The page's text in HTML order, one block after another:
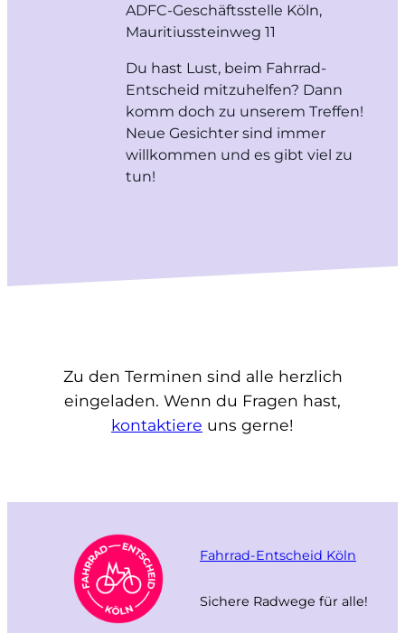
ADFC-Geschäftsstelle Köln,
Mauritiussteinweg 11
Du hast Lust, beim Fahrrad-
Entscheid mitzuhelfen? Dann
komm doch zu unserem Treffen!
Neue Gesichter sind immer
willkommen und es gibt viel zu
tun!
Zu den Terminen sind alle herzlich
eingeladen. Wenn du Fragen hast,
kontaktiere uns gerne!
Fahrrad-Entscheid Köln
Sichere Radwege für alle!